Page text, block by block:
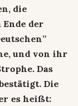
die
der
und von ihr
Das
Die
es heißt: